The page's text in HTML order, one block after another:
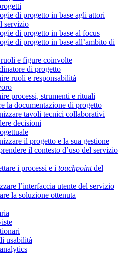
di progetto in base agli attori
servizio
di progetto in base al focus
di progetto in base all’ambito di
e figure coinvolte
di progetto
ruoli e responsabilità
processi, strumenti e rituali
la documentazione di progetto
tavoli tecnici collaborativi
decisioni
il progetto e la sua gestione
il contesto d’uso del servizio
i processi e i touchpointdel
l’interfaccia utente del servizio
la soluzione ottenuta
usabilità